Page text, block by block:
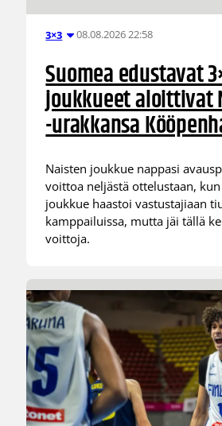
3×3 08.08.2026 22:58
Suomea edustavat
joukkueet aloittivat
-urakkansa
Naisten joukkue nappasi
voittoa neljästä ottelustaan,
joukkue haastoi vastustajiaan
kamppailuissa, mutta jäi tällä
voittoja.